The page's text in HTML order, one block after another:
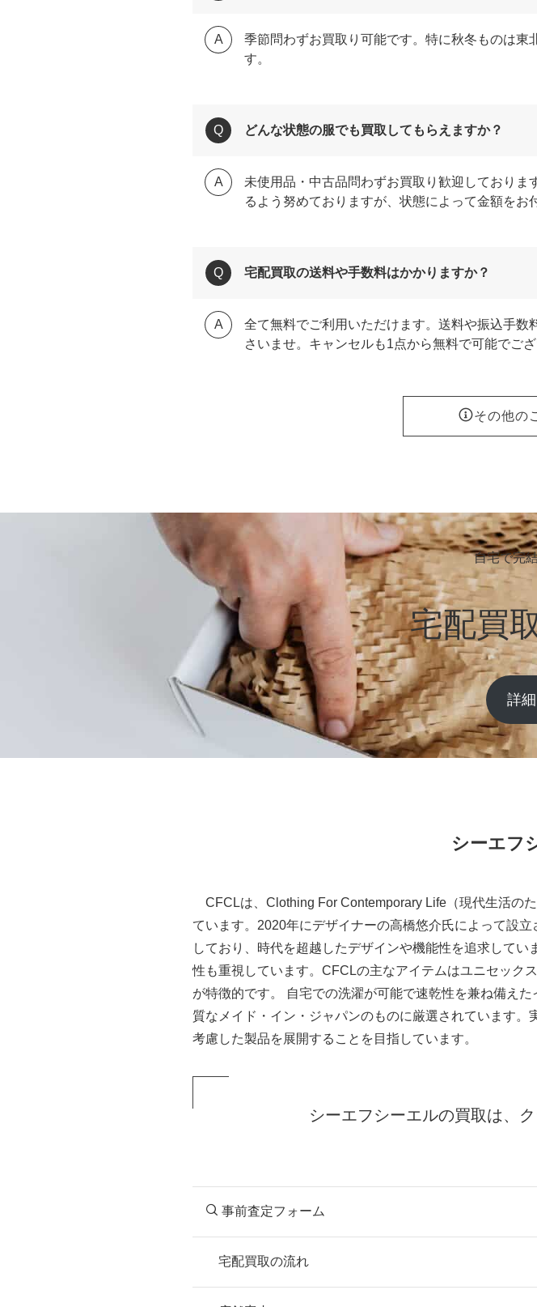
季節問わずお買取り可能です。特に秋冬ものは東
す。
どんな状態の服でも買取してもらえますか？
未使用品・中古品問わずお買取り歓迎しており
るよう努めておりますが、状態によって金額をお
宅配買取の送料や手数料はかかりますか？
全て無料でご利用いただけます。送料や振込手
さいませ。キャンセルも1点から無料で可能でござ
その他の
自宅で完
宅配買
詳
シーエフ
CFCLは、Clothing For Contemporary Life（現代生活の
ています。2020年にデザイナーの高橋悠介氏によって設
しており、時代を超越したデザインや機能性を追求して
性も重視しています。CFCLの主なアイテムはユニセック
が特徴的です。 自宅での洗濯が可能で速乾性を兼ね備え
質なメイド・イン・ジャパンのものに厳選されています
考慮した製品を展開することを目指しています。
シーエフシーエルの買取は、
事前査定フォーム
宅配買取の流れ